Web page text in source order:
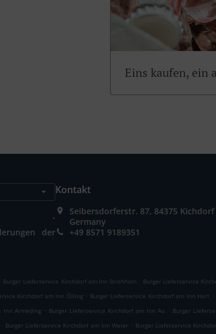
Eins kaufen, ein
.
der
Kontakt
Seibersdorferstr. 87, 84375
Germany
+49 8571 9189351
. Burger Lieferservice Kirchdorf am Inn Strohham . Burger Lieferservice
Kirchdorf am Inn Ölling . Burger Lieferservice Kirchdorf am Inn Hart .
Inn Armeding . Burger Lieferservice Kirchdorf am Inn Au . Burger
. Burger Lieferservice Kirchdorf am Inn Weier . Burger Lieferservice